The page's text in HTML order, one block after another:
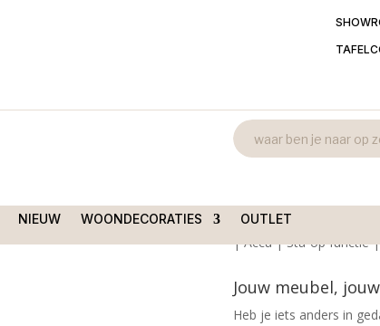
NIEUW WOONDECORATIES OUTLET
sta-op
Ranke draaibare
| Accu | Sta-op functie |
Jouw meubel,
Heb je iets anders in